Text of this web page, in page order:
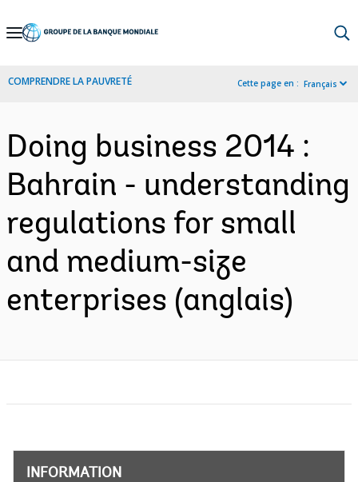
Skip
Navigation
COMPRENDRE LA PAUVRETÉ Cette page en : Français
Doing business 2014 :
Bahrain - understanding
regulations for small
and medium-size
enterprises (anglais)
INFORMATION